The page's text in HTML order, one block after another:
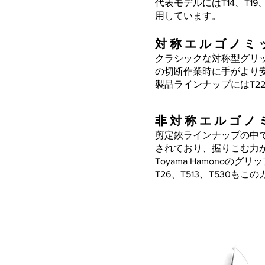
代表モデルにはT14、T19
用しています。
対 称 エ ル ゴ ノ ミ
クラシックな対称型グリ
の切断作業時に手がより
製品ラインナップには
非 対 称 エ ル ゴ ノ
剪定鋏ラインナップの中
されており、握りこむ力
Toyama Hamonoのグリ
T26、T513、T530もこの